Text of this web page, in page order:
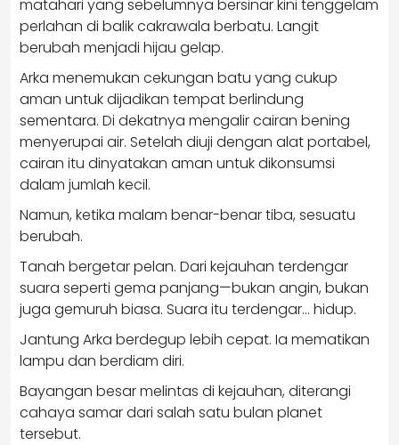
matahari yang sebelumnya bersinar kini tenggelam
perlahan di balik cakrawala berbatu. Langit
berubah menjadi hijau gelap.
Arka menemukan cekungan batu yang cukup
aman untuk dijadikan tempat berlindung
sementara. Di dekatnya mengalir cairan bening
menyerupai air. Setelah diuji dengan alat portabel,
cairan itu dinyatakan aman untuk dikonsumsi
dalam jumlah kecil.
Namun, ketika malam benar-benar tiba, sesuatu
berubah.
Tanah bergetar pelan. Dari kejauhan terdengar
suara seperti gema panjang—bukan angin, bukan
juga gemuruh biasa. Suara itu terdengar… hidup.
Jantung Arka berdegup lebih cepat. Ia mematikan
lampu dan berdiam diri.
Bayangan besar melintas di kejauhan, diterangi
cahaya samar dari salah satu bulan planet
tersebut.